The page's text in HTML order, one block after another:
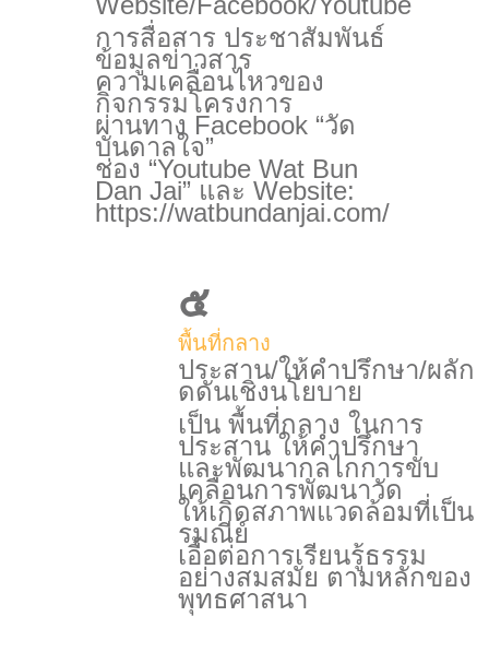
การสื่อสาร ประชาสัมพันธ์
ข้อมูลข่าวสาร
ความเคลื่อนไหวของ
กิจกรรมโครงการ
ผ่านทาง Facebook “วัด
บันดาลใจ”
ช่อง “Youtube Wat Bun
Dan Jai” และ Website:
https://watbundanjai.com/
๕
พื้นที่กลาง
ประสาน/ให้คำปรึกษา/ผลัก
ดดันเชิงนโยบาย
เป็น พื้นที่กลาง ในการ
ประสาน ให้คำปรึกษา
และพัฒนากลไกการขับ
เคลื่อนการพัฒนาวัด
ให้เกิดสภาพแวดล้อมที่เป็น
รมณีย์
เอื้อต่อการเรียนรู้ธรรม
อย่างสมสมัย ตามหลักของ
พุทธศาสนา